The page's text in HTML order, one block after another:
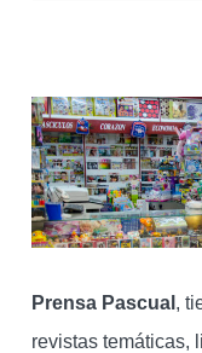
Prensa Pascual ,
revistas temáticas,